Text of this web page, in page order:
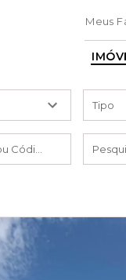
Meus
Tipo
Referência ou Código